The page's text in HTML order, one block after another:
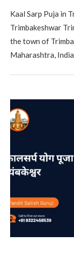
Kaal Sarp Puja in
Trimbakeshwar
the town of
Maharashtra,